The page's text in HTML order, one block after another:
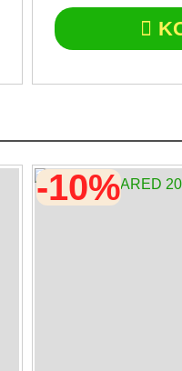
-10%